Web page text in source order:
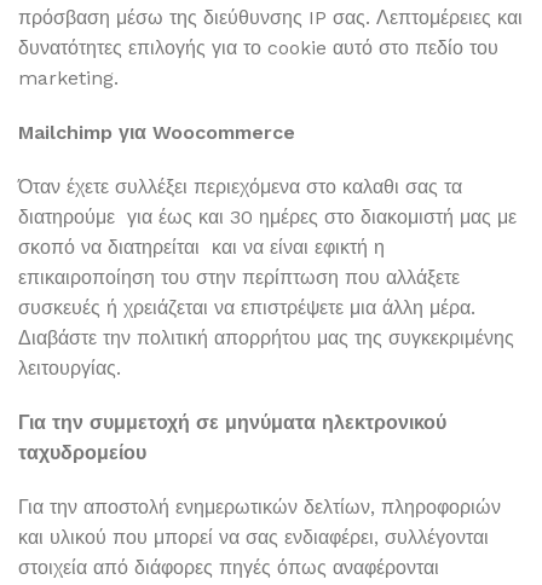
πρόσβαση μέσω της διεύθυνσης IP σας. Λεπτομέρειες και
δυνατότητες επιλογής για το cookie αυτό στο πεδίο του
marketing.
Mailchimp για Woocommerce
Όταν έχετε συλλέξει περιεχόμενα στο καλαθι σας τα
διατηρούμε για έως και 30 ημέρες στο διακομιστή μας με
σκοπό να διατηρείται και να είναι εφικτή η
επικαιροποίηση του στην περίπτωση που αλλάξετε
συσκευές ή χρειάζεται να επιστρέψετε μια άλλη μέρα.
Διαβάστε την πολιτική απορρήτου μας της συγκεκριμένης
λειτουργίας.
Για την συμμετοχή σε μηνύματα ηλεκτρονικού
ταχυδρομείου
Για την αποστολή ενημερωτικών δελτίων, πληροφοριών
και υλικού που μπορεί να σας ενδιαφέρει, συλλέγονται
στοιχεία από διάφορες πηγές όπως αναφέρονται